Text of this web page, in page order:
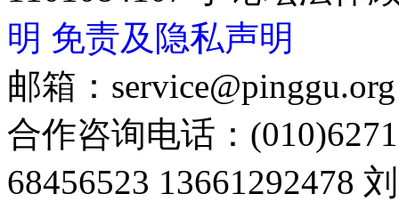
明 免责及隐私声明
邮箱：service@pinggu.org
合作咨询电话：
68456523 13661292478